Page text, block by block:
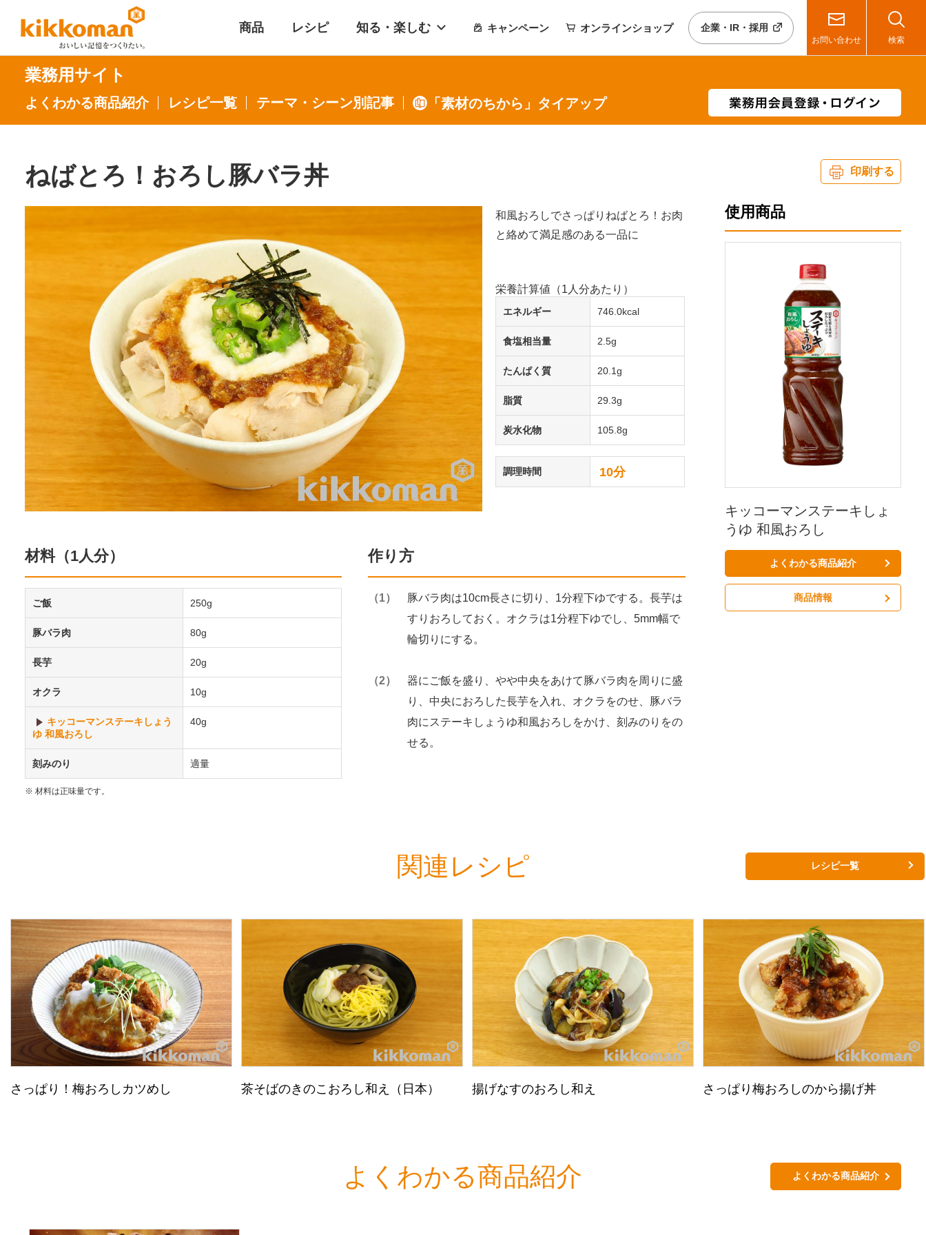
商品 レシピ 知る・楽しむ キャンペーン オンラインショップ 企業・IR・採用
お問い合わせ 検索
業務用サイト
よくわかる商品紹介 レシピ一覧 テーマ・シーン別記事 「素材のちから」タイアップ
ねばとろ！おろし豚バラ丼
和風おろしでさっぱりねばとろ！お肉
と絡めて満足感のある一品に
栄養計算値（1人分あたり）
エネルギー 746.0kcal
食塩相当量 2.5g
たんぱく質 20.1g
脂質 29.3g
炭水化物 105.8g
調理時間 10分
材料（1人分）
※ 材料は正味量です。
ご飯 250g
豚バラ肉 80g
長芋 20g
オクラ 10g
キッコーマンステーキしょう
ゆ 和風おろし
40g
刻みのり 適量
作り方
豚バラ肉は10cm長さに切り、1分程下ゆでする。長芋は
すりおろしておく。オクラは1分程下ゆでし、5mm幅で
輪切りにする。
器にご飯を盛り、やや中央をあけて豚バラ肉を周りに盛
り、中央におろした長芋を入れ、オクラをのせ、豚バラ
肉にステーキしょうゆ和風おろしをかけ、刻みのりをの
せる。
印刷する
使用商品
キッコーマンステーキしょ
うゆ 和風おろし
よくわかる商品紹介
商品情報
関連レシピ
さっぱり！梅おろしカツめし 茶そばのきのこおろし和え（日本） 揚げなすのおろし和え さっぱり梅おろしのから揚げ丼
レシピ一覧
よくわかる商品紹介 よくわかる商品紹介